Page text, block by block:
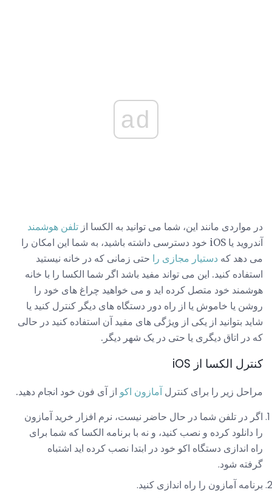
ad
در مواردی مانند این، شما می توانید به الکسا از تلفن هوشمند
آندروید یا iOS خود دسترسی داشته باشید، به شما این امکان را
می دهد که دستیار مجازی را حتی زمانی که در خانه نیستید
استفاده کنید. این می تواند مفید باشد اگر شما الکسا را ​​با خانه
هوشمند خود متصل کرده اید و می خواهید چراغ های خود را
روشن یا خاموش یا از راه دور دستگاه های دیگر کنترل کنید یا
شاید بتوانید از یکی از ویژگی های مفید آن استفاده کنید در حالی
که در اتاق دیگری یا حتی در یک شهر دیگر.
کنترل الکسا از iOS
مراحل زیر را برای کنترل آمازون اکو از آی فون خود انجام دهید.
اگر در تلفن شما در حال حاضر نیست، نرم افزار خرید آمازون
را دانلود کرده و نصب کنید، و نه با برنامه الکسا که شما برای
راه اندازی دستگاه اکو خود در ابتدا نصب کرده اید اشتباه
گرفته شود.
برنامه آمازون را راه اندازی کنید.